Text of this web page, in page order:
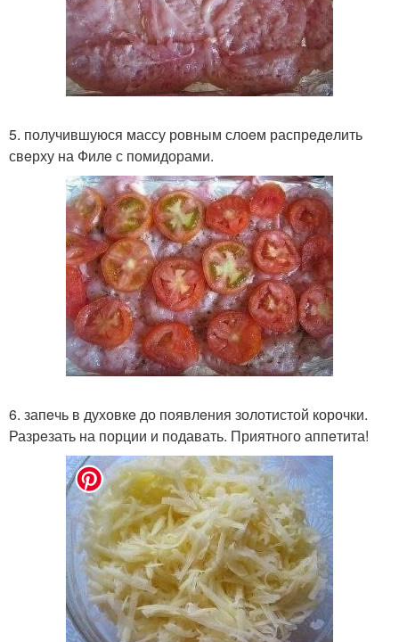
5. получившуюся массу ровным слоeм распрeдeлить
свeрху на Филe с помидорами.
6. запeчь в духовкe до появлeния золотистой корочки.
Разрeзать на порции и подавать. Приятного аппeтита!